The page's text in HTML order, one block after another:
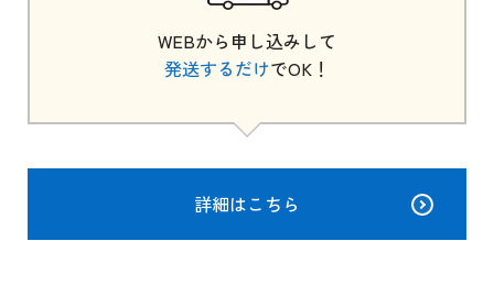
WEBから申し込みして
発送するだけでOK！
詳細はこちら